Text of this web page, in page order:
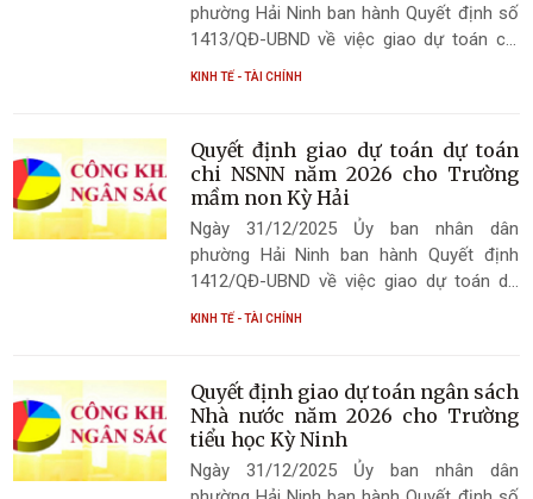
phường Hải Ninh ban hành Quyết định số
1413/QĐ-UBND về việc giao dự toán chi
ngân sách Nhà nước năm 2026 cho
KINH TẾ - TÀI CHÍNH
Quyết định giao dự toán dự toán
chi NSNN năm 2026 cho Trường
mầm non Kỳ Hải
Ngày 31/12/2025 Ủy ban nhân dân
phường Hải Ninh ban hành Quyết định
1412/QĐ-UBND về việc giao dự toán dự
toán chi NSNN năm 2026 cho Trường
KINH TẾ - TÀI CHÍNH
Quyết định giao dự toán ngân sách
Nhà nước năm 2026 cho Trường
tiểu học Kỳ Ninh
Ngày 31/12/2025 Ủy ban nhân dân